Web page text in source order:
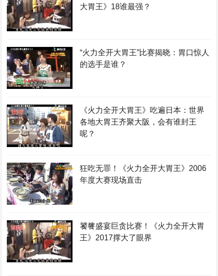
大胃王》18谁最强？
“火力全开大胃王”比赛揭晓：胃口惊人
的选手是谁？
《火力全开大胃王》吃遍日本：世界
各地大胃王齐聚大阪，会有谁封王
呢？
狂吃无罪！《火力全开大胃王》2006
年度大赛现场直击
饕餮盛宴巨贪比赛！《火力全开大胃
王》2017撑大了眼界